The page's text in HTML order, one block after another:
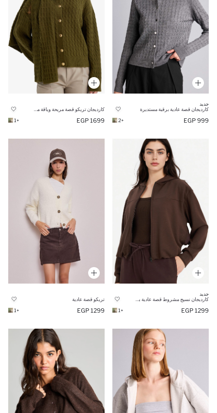
جديد
كارديجان قصة عادية برقبة مستديرة
999 EGP
+2
1699 EGP
+1
جديد
1299 EGP
+1
تريكو قصة عادية
1299 EGP
+1